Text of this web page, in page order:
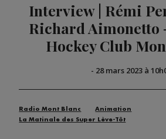
BIGARD
Interview | Rémi
Richard Aimonetto
Hockey Club
- 28 mars 2023 à
Radio Mont Blanc
Animation
La Matinale des Super Lève-Tôt